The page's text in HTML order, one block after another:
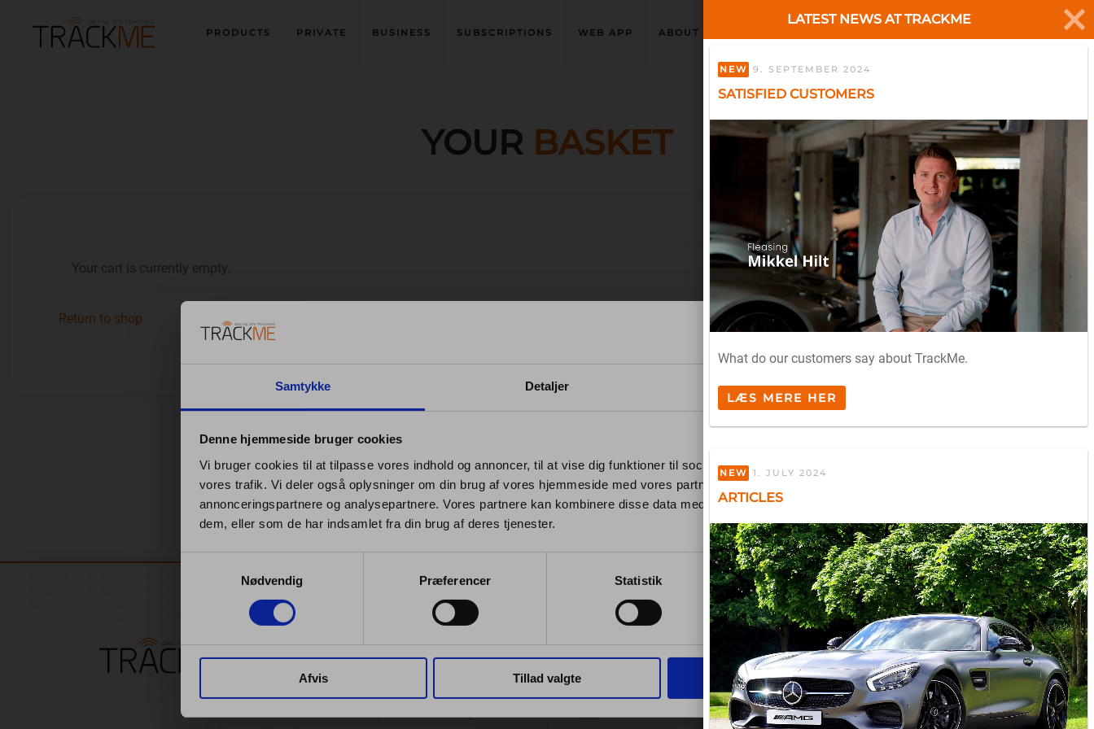
Samtykke Detaljer Om
Denne hjemmeside bruger cookies
Vi bruger cookies til at tilpasse vores indhold og annoncer, til at vise dig funktioner til sociale medier og til at analysere
vores trafik. Vi deler også oplysninger om din brug af vores hjemmeside med vores partnere inden for sociale medier,
annonceringspartnere og analysepartnere. Vores partnere kan kombinere disse data med andre oplysninger, du har givet
dem, eller som de har indsamlet fra din brug af deres tjenester.
Samtykkevalg
Nødvendig
Præferencer Statistik Marketing
Afvis Tillad valgte Tillad alle
Skip to main content PRODUCTS PRIVATE BUSINESS SUBSCRIPTIONS WEB APP ABOUT US
YOUR BASKET
Your cart is currently empty.
Return to shop
OUR GUARANTEE CONTACT US TRACKME A/S
Staktoften 22b
2950 Vedbæk
Denmark
LATEST NEWS AT TRACKME
NEW 9. SEPTEMBER 2024
SATISFIED CUSTOMERS
What do our customers say about TrackMe.
LÆS MERE HER
NEW 1. JULY 2024
ARTICLES